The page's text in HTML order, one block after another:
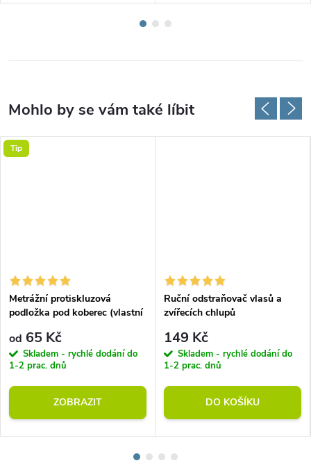
Tip
Metrážní protiskluzová
podložka pod koberec (vlastní
od 65 Kč
Skladem - rychlé dodání do
1-2 prac. dnů
ZOBRAZIT
Ruční odstraňovač vlasů a
zvířecích chlupů
149 Kč
Skladem - rychlé dodání do
1-2 prac. dnů
DO KOŠÍKU